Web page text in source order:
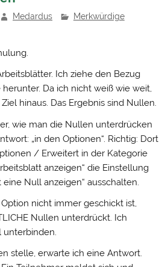
Medardus
Merkwürdige
Ich ziehe den Bezug
herunter. Da ich nicht weiß wie weit,
hinaus. Das Ergebnis sind Nullen.
wie man die Nullen unterdrücken
„in den Optionen“. Richtig: Dort
/ Erweitert in der Kategorie
anzeigen“ die Einstellung
Null anzeigen“ ausschalten.
nicht immer geschickt ist,
Nullen unterdrückt. Ich
unterbinden.
stelle, erwarte ich eine Antwort.